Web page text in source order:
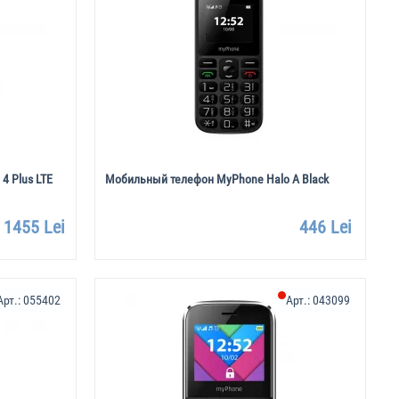
Plus LTE
1455 Lei
Мобильный телефон MyPhone Halo A Black
446 Lei
055402 Арт.:043099